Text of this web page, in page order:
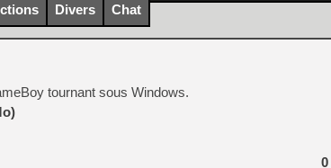
[GK] Mistfall Hunter :
[GK] Wo Long 2 évolue
[GK] Crossfire : un TPS à
[LS] [PS5] Premiers
[Mo5] DOOM arrive en
Divers Chat
tournant sous Windows.
0